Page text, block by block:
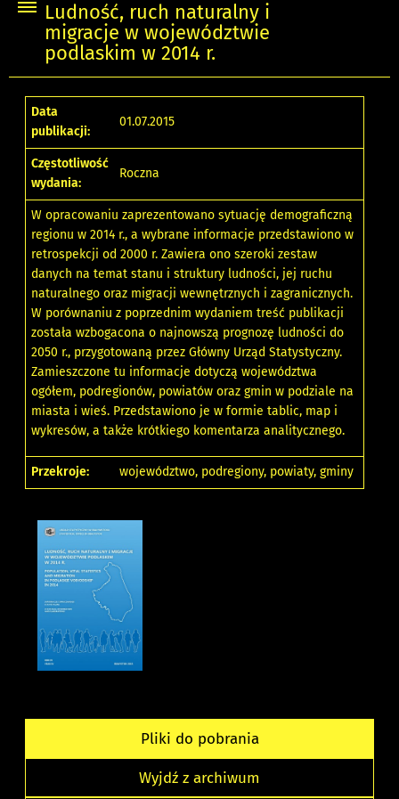
Ludność, ruch naturalny i
migracje w województwie
podlaskim w 2014 r.
Data
publikacji:
01.07.2015
Częstotliwość
wydania:
Roczna
W opracowaniu zaprezentowano sytuację demograficzną
regionu w 2014 r., a wybrane informacje przedstawiono w
retrospekcji od 2000 r. Zawiera ono szeroki zestaw
danych na temat stanu i struktury ludności, jej ruchu
naturalnego oraz migracji wewnętrznych i zagranicznych.
W porównaniu z poprzednim wydaniem treść publikacji
została wzbogacona o najnowszą prognozę ludności do
2050 r., przygotowaną przez Główny Urząd Statystyczny.
Zamieszczone tu informacje dotyczą województwa
ogółem, podregionów, powiatów oraz gmin w podziale na
miasta i wieś. Przedstawiono je w formie tablic, map i
wykresów, a także krótkiego komentarza analitycznego.
Przekroje: województwo, podregiony, powiaty, gminy
Pliki do pobrania
Wyjdź z archiwum